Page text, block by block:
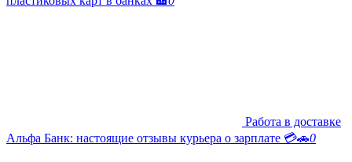
Работа в доставке
Альфа Банк: настоящие отзывы курьера о зарплате 💳🚗0